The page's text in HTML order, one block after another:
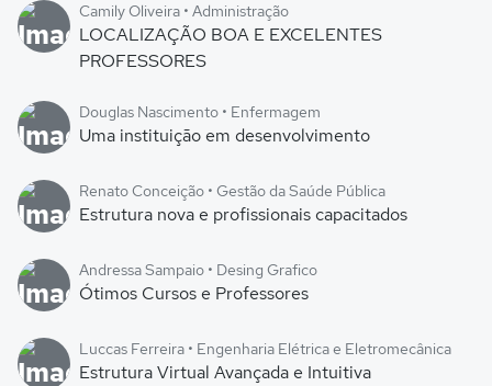
Camily Oliveira • Administração
LOCALIZAÇÃO BOA E EXCELENTES
PROFESSORES
Douglas Nascimento • Enfermagem
Uma instituição em desenvolvimento
Renato Conceição • Gestão da Saúde Pública
Estrutura nova e profissionais capacitados
Andressa Sampaio • Desing Grafico
Ótimos Cursos e Professores
Luccas Ferreira • Engenharia Elétrica e Eletromecânica
Estrutura Virtual Avançada e Intuitiva